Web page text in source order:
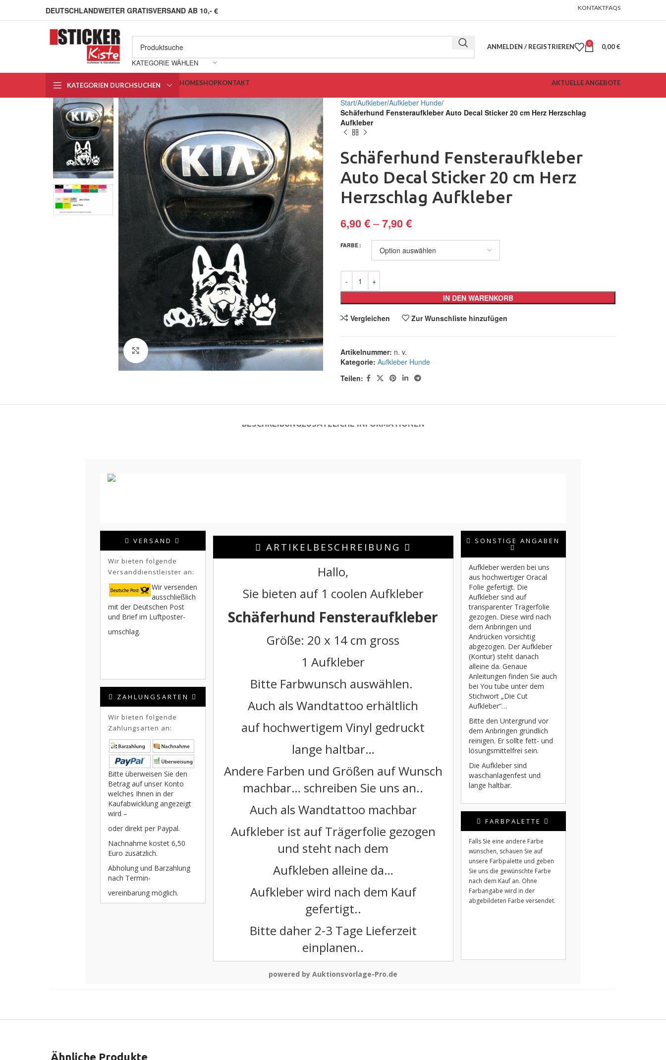
DEUTSCHLANDWEITER GRATISVERSAND AB 10,- € KONTAKTFAQS
KATEGORIE WÄHLEN
ANMELDEN / REGISTRIEREN 0 0,00€
KATEGORIEN DURCHSUCHEN HOMESHOPKONTAKT AKTUELLE ANGEBOTE
Klick zum Vergrößern
Start Aufkleber Aufkleber Hunde
Schäferhund Fensteraufkleber Auto Decal Sticker 20 cm Herz Herzschlag
Aufkleber
Schäferhund Fensteraufkleber
Auto Decal Sticker 20 cm Herz
Herzschlag Aufkleber
6,90€–7,90€
FARBE
IN DEN WARENKORB
Vergleichen Zur Wunschliste hinzufügen
Artikelnummer: n. v.
Kategorie: Aufkleber Hunde
Teilen:
BESCHREIBUNGZUSÄTZLICHE INFORMATIONEN
ARTIKELBESCHREIBUNG
Hallo,
Sie bieten auf 1 coolen Aufkleber
Schäferhund Fensteraufkleber
Größe: 20 x 14 cm gross
1 Aufkleber
Bitte Farbwunsch auswählen.
Auch als Wandtattoo erhältlich
auf hochwertigem Vinyl gedruckt
lange haltbar…
Andere Farben und Größen auf Wunsch
machbar… schreiben Sie uns an..
Auch als Wandtattoo machbar
Aufkleber ist auf Trägerfolie gezogen
und steht nach dem
Aufkleben alleine da…
Aufkleber wird nach dem Kauf
gefertigt..
Bitte daher 2-3 Tage Lieferzeit
einplanen..
VERSAND
Wir bieten folgende
Versanddienstleister an:
Wir versenden
ausschließlich
mit der Deutschen Post
und Brief im Luftposter-
umschlag.
ZAHLUNGSARTEN
Wir bieten folgende
Zahlungsarten an:
Bitte überweisen Sie den
Betrag auf unser Konto
welches Ihnen in der
Kaufabwicklung angezeigt
wird –
oder direkt per Paypal.
Nachnahme kostet 6,50
Euro zusätzlich.
Abholung und Barzahlung
nach Termin-
vereinbarung möglich.
SONSTIGE ANGABEN
Aufkleber werden bei uns
aus hochwertiger Oracal
Folie gefertigt. Die
Aufkleber sind auf
transparenter Trägerfolie
gezogen. Diese wird nach
dem Anbringen und
Andrücken vorsichtig
abgezogen. Der Aufkleber
(Kontur) steht danach
alleine da. Genaue
Anleitungen finden Sie auch
bei You tube unter dem
Stichwort „Die Cut
Aufkleber“…
Bitte den Untergrund vor
dem Anbringen gründlich
reinigen. Er sollte fett- und
lösungsmittelfrei sein.
Die Aufkleber sind
waschanlagenfest und
lange haltbar.
FARBPALETTE
Falls Sie eine andere Farbe
wünschen, schauen Sie auf
unsere Farbpalette und geben
Sie uns die gewünschte Farbe
nach dem Kauf an. Ohne
Farbangabe wird in der
abgebildeten Farbe versendet.
powered by Auktionsvorlage-Pro.de
Ähnliche Produkte